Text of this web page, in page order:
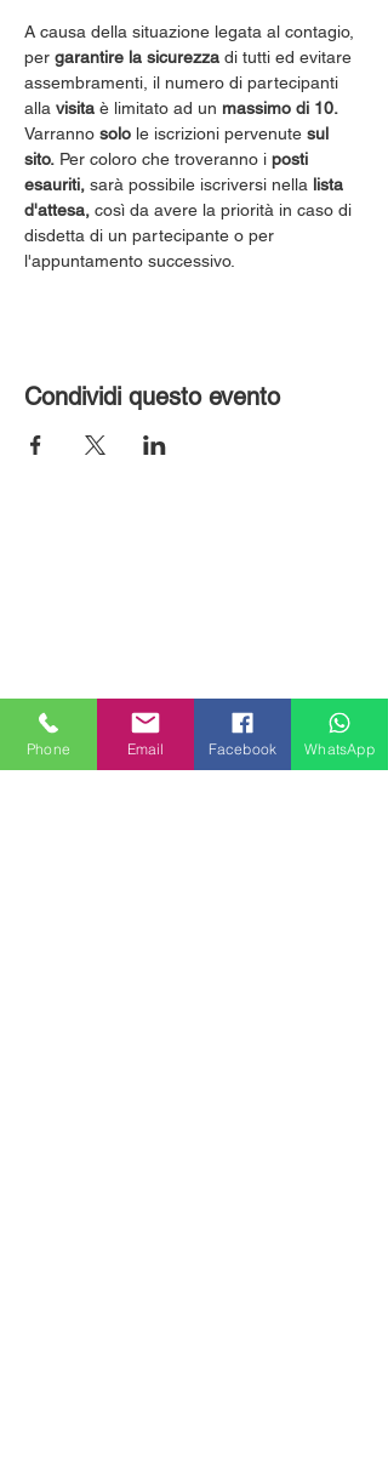
A causa della situazione legata al contagio,
per garantire la sicurezza di tutti ed evitare
assembramenti, il numero di partecipanti
alla visita è limitato ad un massimo di 10.
Varranno solo le iscrizioni pervenute sul
sito. Per coloro che troveranno i posti
esauriti, sarà possibile iscriversi nella lista
d'attesa, così da avere la priorità in caso di
disdetta di un partecipante o per
l'appuntamento successivo.
Condividi questo evento
Phone Email Facebook WhatsApp